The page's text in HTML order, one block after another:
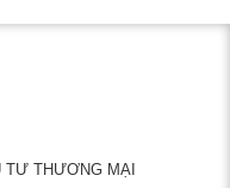
THƯƠNG MẠI